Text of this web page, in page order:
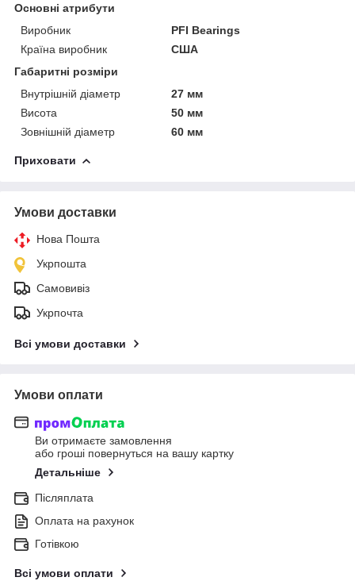
Основні атрибути
Виробник
PFI Bearings
Країна виробник
США
Габаритні розміри
Внутрішній діаметр
27 мм
Висота
50 мм
Зовнішній діаметр
60 мм
Приховати
Умови доставки
Нова Пошта
Укрпошта
Самовивіз
Укрпочта
Всі умови доставки
Умови оплати
Ви отримаєте замовлення
або гроші повернуться на вашу картку
Детальніше
Післяплата
Оплата на рахунок
Готівкою
Всі умови оплати